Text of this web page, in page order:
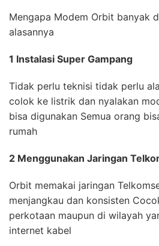
Mengapa Modem Orbit banyak
alasannya
1 Instalasi Super Gampang
Tidak perlu teknisi tidak perlu
colok ke listrik dan nyalakan
bisa digunakan Semua orang
rumah
2 Menggunakan Jaringan
Orbit memakai jaringan
menjangkau dan konsisten
perkotaan maupun di wilayah
internet kabel